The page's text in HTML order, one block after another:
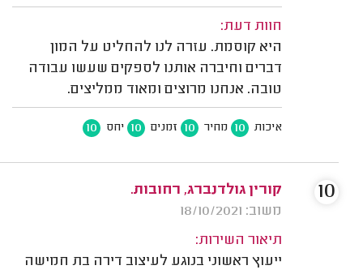
חוות דעת:
היא קוסמת. עזרה לנו להחליט על המון
דברים וחיברה אותנו לספקים שעשו עבודה
טובה. אנחנו מרוצים ומאוד ממליצים.
איכות 10 מחיר 10 זמנים 10 יחס 10
קורין גולדנברג, רחובות.
משוב: 18/10/2021
תיאור השירות:
ייעוץ ראשוני בנוגע לעיצוב דירה בת חמישה
10